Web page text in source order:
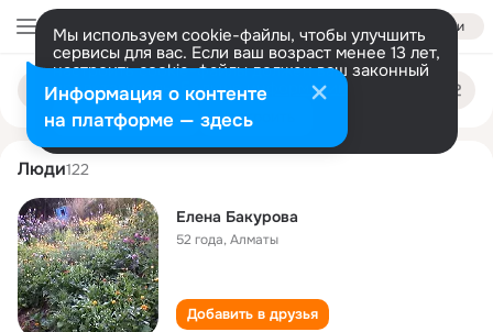
Войти
Мы используем cookie-файлы, чтобы улучшить
сервисы для вас. Если ваш возраст менее 13 лет,
настроить cookie-файлы должен ваш законный
представитель. Больше информации
Разрешить все Настроить
Поиск
людям
elena bakurova
Люди122
Елена Бакурова
52 года,Алматы
Добавить в друзья
Информация о контенте
на платформе — здесь